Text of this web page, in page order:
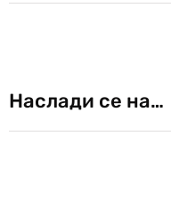
Наслади се на…